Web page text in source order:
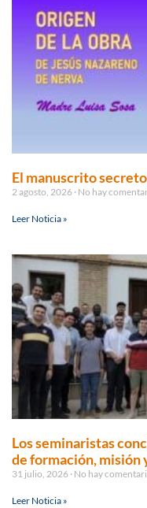
El manuscrito
2 agosto, 2026 No hay
Leer Noticia »
Los seminaristas
de formación, misión
31 julio, 2026 No hay
Leer Noticia »